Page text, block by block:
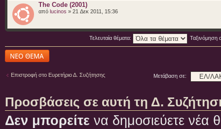
The Code (2001)
από lucinos » 21 Δεκ 2011, 15:36
Τελευταία θέματα: Ταξινόμηση
Δημιουργία νέου
θέματος
Επιστροφή στο Ευρετήριο Δ. Συζήτησης Μετάβαση σε:
Προσβάσεις σε αυτή τη Δ.
Δεν μπορείτε να δημοσιεύετε νέα